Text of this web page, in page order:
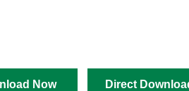
Now Direct